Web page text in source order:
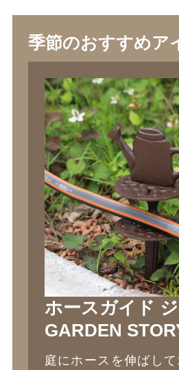
季節のおすすめア
ホースガイド
GARDEN
庭にホースを伸ばし